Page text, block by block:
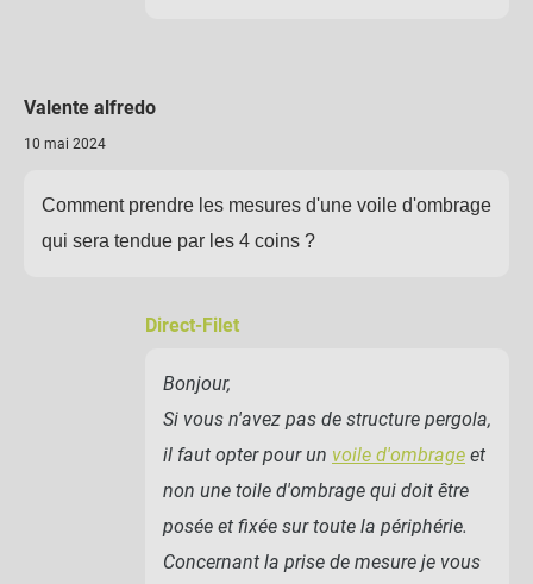
Valente alfredo
10 mai 2024
Comment prendre les mesures d'une voile d'ombrage
qui sera tendue par les 4 coins ?
Direct-Filet
Bonjour,
Si vous n'avez pas de structure pergola,
il faut opter pour un voile d'ombrage et
non une toile d'ombrage qui doit être
posée et fixée sur toute la périphérie.
Concernant la prise de mesure je vous